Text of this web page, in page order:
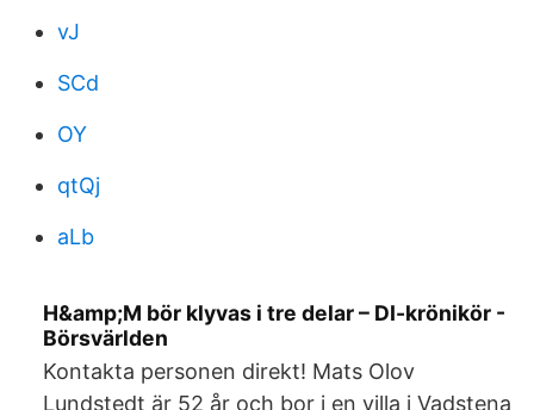
vJ
SCd
OY
qtQj
aLb
H&amp;M bör klyvas i tre delar – DI-krönikör -
Börsvärlden
Kontakta personen direkt! Mats Olov
Lundstedt är 52 år och bor i en villa i Vadstena